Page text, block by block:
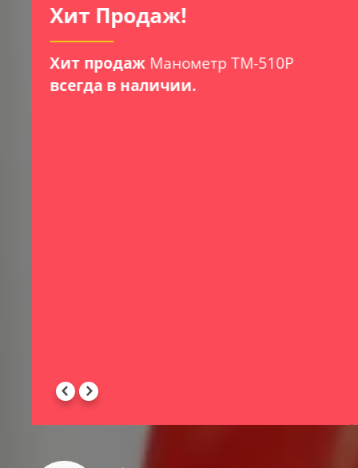
Приборы Для Контроля И
Мониторинга Условий
Хранения И
Транспортировки
учреждениях, на производстве, на складах и т.д. -
измерители влажности и температуры Ивит-